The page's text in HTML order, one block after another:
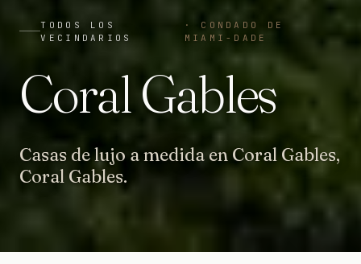
TODOS LOS
VECINDARIOS
· CONDADO DE
MIAMI-DADE
Coral Gables
Casas de lujo a medida en Coral Gables,
Coral Gables.